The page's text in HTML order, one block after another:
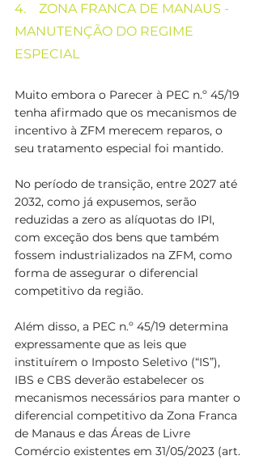
4.    ZONA FRANCA DE MANAUS -
MANUTENÇÃO DO REGIME
ESPECIAL
Muito embora o Parecer à PEC n.º 45/19
tenha afirmado que os mecanismos de
incentivo à ZFM merecem reparos, o
seu tratamento especial foi mantido.
No período de transição, entre 2027 até
2032, como já expusemos, serão
reduzidas a zero as alíquotas do IPI,
com exceção dos bens que também
fossem industrializados na ZFM, como
forma de assegurar o diferencial
competitivo da região.
Além disso, a PEC n.º 45/19 determina
expressamente que as leis que
instituírem o Imposto Seletivo (“IS”),
IBS e CBS deverão estabelecer os
mecanismos necessários para manter o
diferencial competitivo da Zona Franca
de Manaus e das Áreas de Livre
Comércio existentes em 31/05/2023 (art.